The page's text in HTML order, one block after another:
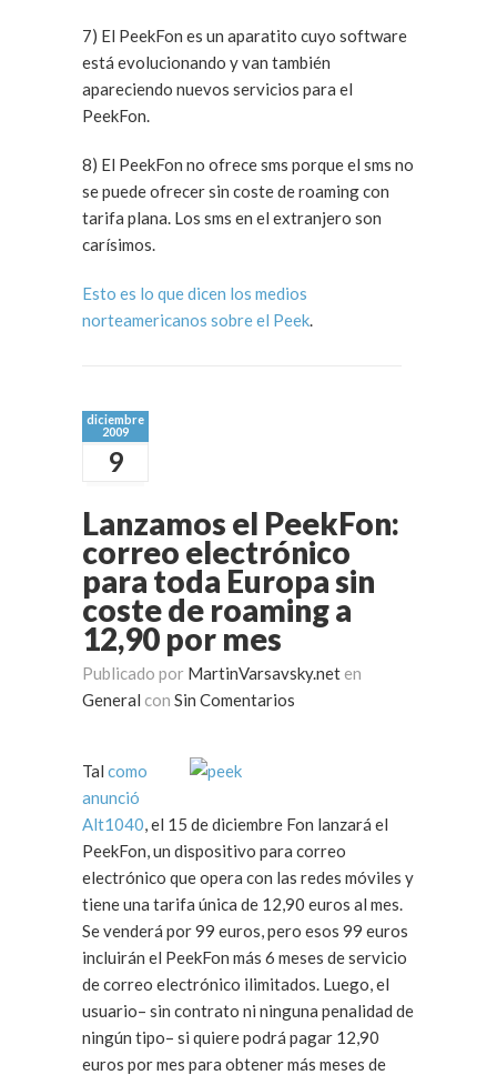
7) El PeekFon es un aparatito cuyo software
está evolucionando y van también
apareciendo nuevos servicios para el
PeekFon.
8) El PeekFon no ofrece sms porque el sms no
se puede ofrecer sin coste de roaming con
tarifa plana. Los sms en el extranjero son
carísimos.
Esto es lo que dicen los medios
norteamericanos sobre el Peek.
diciembre
2009
9
Lanzamos el PeekFon:
correo electrónico
para toda Europa sin
coste de roaming a
12,90 por mes
Publicado por MartinVarsavsky.net en
General con Sin Comentarios
Tal como
anunció
Alt1040, el 15 de diciembre Fon lanzará el
PeekFon, un dispositivo para correo
electrónico que opera con las redes móviles y
tiene una tarifa única de 12,90 euros al mes.
Se venderá por 99 euros, pero esos 99 euros
incluirán el PeekFon más 6 meses de servicio
de correo electrónico ilimitados. Luego, el
usuario– sin contrato ni ninguna penalidad de
ningún tipo– si quiere podrá pagar 12,90
euros por mes para obtener más meses de